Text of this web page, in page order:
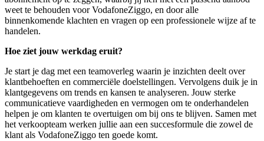
weet te behouden voor VodafoneZiggo, en door alle
binnenkomende klachten en vragen op een professionele wijze af te
handelen.
Hoe ziet jouw werkdag eruit?
Je start je dag met een teamoverleg waarin je inzichten deelt over
klantbehoeften en commerciële doelstellingen. Vervolgens duik je in
klantgegevens om trends en kansen te analyseren. Jouw sterke
communicatieve vaardigheden en vermogen om te onderhandelen
helpen je om klanten te overtuigen om bij ons te blijven. Samen met
het verkoopteam werken jullie aan een succesformule die zowel de
klant als VodafoneZiggo ten goede komt.